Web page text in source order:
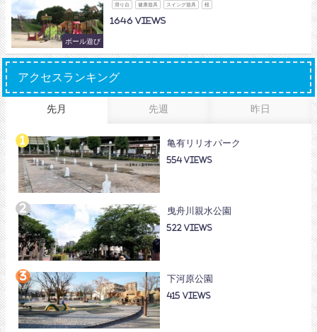
ボール遊び
滑り台 健康遊具 スイング遊具 桜
1646
アクセスランキング
先月 先週 昨日
亀有リリオパーク
554
曳舟川親水公園
522
下河原公園
415